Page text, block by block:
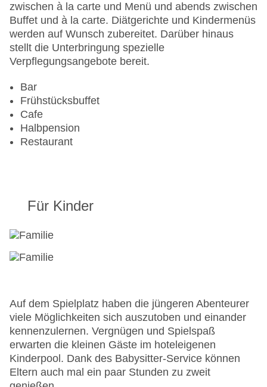
zwischen à la carte und Menü und abends zwischen
Buffet und à la carte. Diätgerichte und Kindermenüs
werden auf Wunsch zubereitet. Darüber hinaus
stellt die Unterbringung spezielle
Verpflegungsangebote bereit.
Bar
Frühstücksbuffet
Cafe
Halbpension
Restaurant
Für Kinder
Auf dem Spielplatz haben die jüngeren Abenteurer
viele Möglichkeiten sich auszutoben und einander
kennenzulernen. Vergnügen und Spielspaß
erwarten die kleinen Gäste im hoteleigenen
Kinderpool. Dank des Babysitter-Service können
Eltern auch mal ein paar Stunden zu zweit